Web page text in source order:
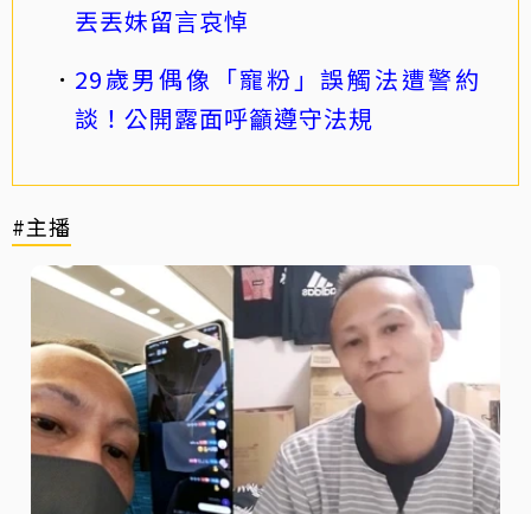
丟丟妹留言哀悼
29歲男偶像「寵粉」誤觸法遭警約
談！公開露面呼籲遵守法規
#主播